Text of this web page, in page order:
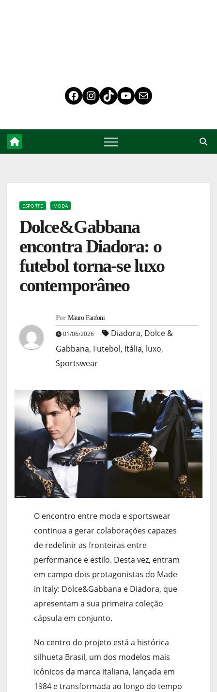
ESPORTE MODA
Dolce&Gabbana
encontra Diadora: o
futebol torna-se luxo
contemporâneo
Por Mauro Fanfoni
01/06/2026 Diadora, Dolce &
Gabbana, Futebol, Itália, luxo,
Sportswear
O encontro entre moda e sportswear
continua a gerar colaborações capazes
de redefinir as fronteiras entre
performance e estilo. Desta vez, entram
em campo dois protagonistas do Made
in Italy: Dolce&Gabbana e Diadora, que
apresentam a sua primeira coleção
cápsula em conjunto.
No centro do projeto está a histórica
silhueta Brasil, um dos modelos mais
icônicos da marca italiana, lançada em
1984 e transformada ao longo do tempo